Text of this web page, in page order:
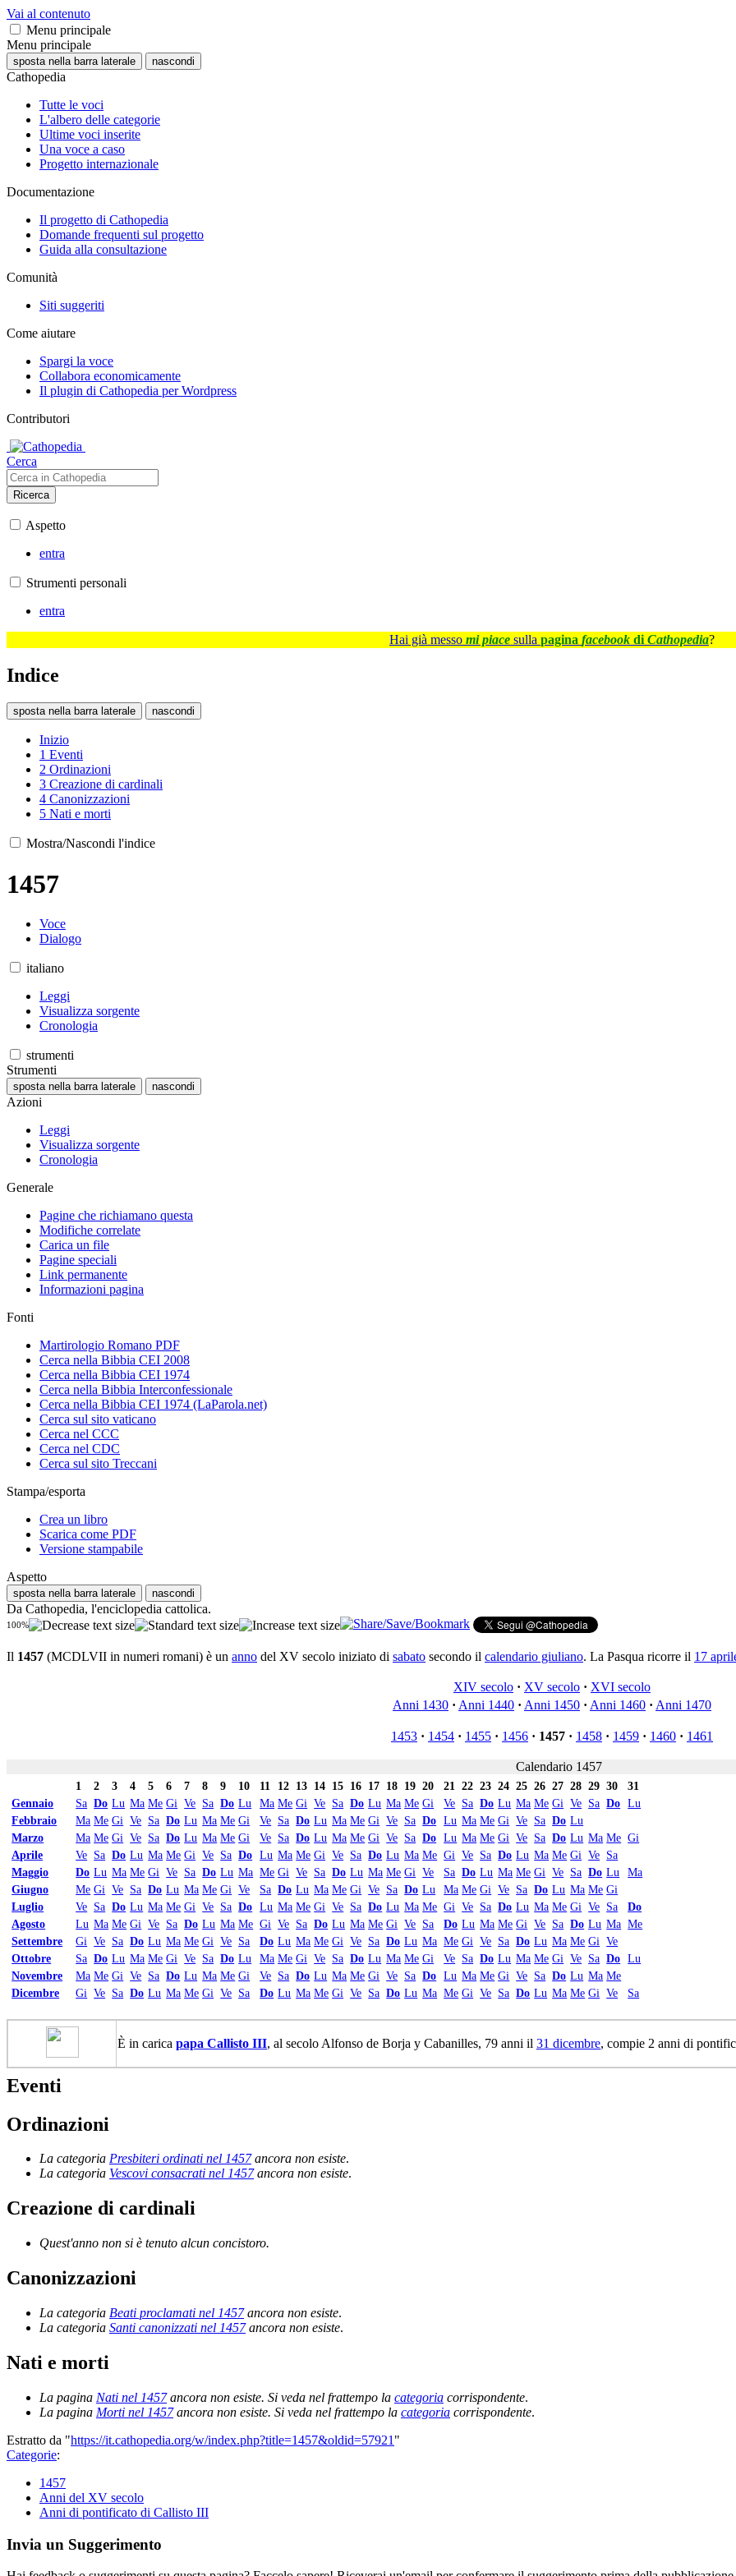
Vai al contenuto
Menu principale
Menu principale
sposta nella barra laterale nascondi
Cathopedia
Tutte le voci
L'albero delle categorie
Ultime voci inserite
Una voce a caso
Progetto internazionale
Documentazione
Il progetto di Cathopedia
Domande frequenti sul progetto
Guida alla consultazione
Comunità
Siti suggeriti
Come aiutare
Spargi la voce
Collabora economicamente
Il plugin di Cathopedia per Wordpress
Contributori
Cerca
Ricerca
Aspetto
entra
Strumenti personali
entra
Hai già messo mi piace sulla pagina facebook di Cathopedia?
Indice
sposta nella barra laterale nascondi
Inizio
1 Eventi
2 Ordinazioni
3 Creazione di cardinali
4 Canonizzazioni
5 Nati e morti
Mostra/Nascondi l'indice
1457
Voce
Dialogo
italiano
Leggi
Visualizza sorgente
Cronologia
strumenti
Strumenti
sposta nella barra laterale nascondi
Azioni
Leggi
Visualizza sorgente
Cronologia
Generale
Pagine che richiamano questa
Modifiche correlate
Carica un file
Pagine speciali
Link permanente
Informazioni pagina
Fonti
Martirologio Romano PDF
Cerca nella Bibbia CEI 2008
Cerca nella Bibbia CEI 1974
Cerca nella Bibbia Interconfessionale
Cerca nella Bibbia CEI 1974 (LaParola.net)
Cerca sul sito vaticano
Cerca nel CCC
Cerca nel CDC
Cerca sul sito Treccani
Stampa/esporta
Crea un libro
Scarica come PDF
Versione stampabile
Aspetto
sposta nella barra laterale nascondi
Da Cathopedia, l'enciclopedia cattolica.
100%
Il 1457 (MCDLVII in numeri romani) è un anno del XV secolo iniziato di sabato secondo il calendario giuliano. La Pasqua ricorre il 17
XIV secolo · XV secolo · XVI secolo
Anni 1430 · Anni 1440 · Anni 1450 · Anni 1460 · Anni 1470
1453 · 1454 · 1455 · 1456 · 1457 · 1458 · 1459 · 1460 · 1461
Calendario 1457
1 2 3 4 5 6 7 8 9 10 11 12 13 14 15 16 17 18 19 20 21 22 23 24 25 26 27 28 29 30
31
Gennaio
Sa Do Lu Ma Me Gi Ve Sa Do Lu Ma Me Gi Ve Sa Do Lu Ma Me Gi Ve Sa Do Lu Ma Me Gi Ve Sa Do Lu
Febbraio
Ma Me Gi Ve Sa Do Lu Ma Me Gi Ve Sa Do Lu Ma Me Gi Ve Sa Do Lu Ma Me Gi Ve Sa Do Lu
Marzo
Ma Me Gi Ve Sa Do Lu Ma Me Gi Ve Sa Do Lu Ma Me Gi Ve Sa Do Lu Ma Me Gi Ve Sa Do Lu Ma Me Gi
Aprile
Ve Sa Do Lu Ma Me Gi Ve Sa Do Lu Ma Me Gi Ve Sa Do Lu Ma Me Gi Ve Sa Do Lu Ma Me Gi Ve Sa
Maggio
Do Lu Ma Me Gi Ve Sa Do Lu Ma Me Gi Ve Sa Do Lu Ma Me Gi Ve Sa Do Lu Ma Me Gi Ve Sa Do Lu
Ma
Giugno
Me Gi Ve Sa Do Lu Ma Me Gi Ve Sa Do Lu Ma Me Gi Ve Sa Do Lu Ma Me Gi Ve Sa Do Lu Ma Me Gi
Luglio
Ve Sa Do Lu Ma Me Gi Ve Sa Do Lu Ma Me Gi Ve Sa Do Lu Ma Me Gi Ve Sa Do Lu Ma Me Gi Ve Sa
Do
Agosto
Lu Ma Me Gi Ve Sa Do Lu Ma Me Gi Ve Sa Do Lu Ma Me Gi Ve Sa Do Lu Ma Me Gi Ve Sa Do Lu Ma Me
Settembre
Gi Ve Sa Do Lu Ma Me Gi Ve Sa Do Lu Ma Me Gi Ve Sa Do Lu Ma Me Gi Ve Sa Do Lu Ma Me Gi Ve
Ottobre
Sa Do Lu Ma Me Gi Ve Sa Do Lu Ma Me Gi Ve Sa Do Lu Ma Me Gi Ve Sa Do Lu Ma Me Gi Ve Sa Do Lu
Novembre
Ma Me Gi Ve Sa Do Lu Ma Me Gi Ve Sa Do Lu Ma Me Gi Ve Sa Do Lu Ma Me Gi Ve Sa Do Lu Ma Me
Dicembre
Gi Ve Sa Do Lu Ma Me Gi Ve Sa Do Lu Ma Me Gi Ve Sa Do Lu Ma Me Gi Ve Sa Do Lu Ma Me Gi Ve Sa
È in carica papa Callisto III, al secolo Alfonso de Borja y Cabanilles, 79 anni il 31 dicembre, compie 2 anni di
Eventi
Ordinazioni
La categoria Presbiteri ordinati nel 1457ancora non esiste.
La categoria Vescovi consacrati nel 1457ancora non esiste.
Creazione di cardinali
Quest'anno non si è tenuto alcun concistoro.
Canonizzazioni
La categoria Beati proclamati nel 1457ancora non esiste.
La categoria Santi canonizzati nel 1457ancora non esiste.
Nati e morti
La pagina Nati nel 1457ancora non esiste. Si veda nel frattempo la categoria corrispondente.
La pagina Morti nel 1457ancora non esiste. Si veda nel frattempo la categoria corrispondente.
Estratto da "https://it.cathopedia.org/w/index.php?title=1457&oldid=57921 "
Categorie:
1457
Anni del XV secolo
Anni di pontificato di Callisto III
Invia un Suggerimento